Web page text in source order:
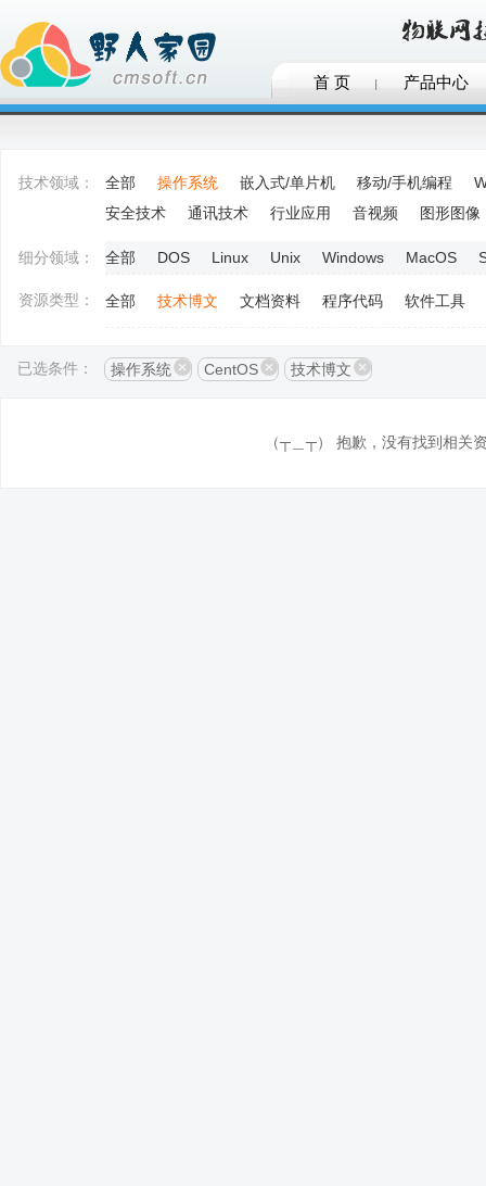
首 页 产品中心
技术领域： 全部 操作系统 嵌入式/单片机 移动/手机编程
安全技术
通讯技术 行业应用 音视频 图形图像
细分领域： 全部 DOS Linux Unix Windows MacOS
资源类型： 全部 技术博文 文档资料 程序代码 软件工具
已选条件： 操作系统 CentOS 技术博文
（┬＿┬） 抱歉，没有找到相关